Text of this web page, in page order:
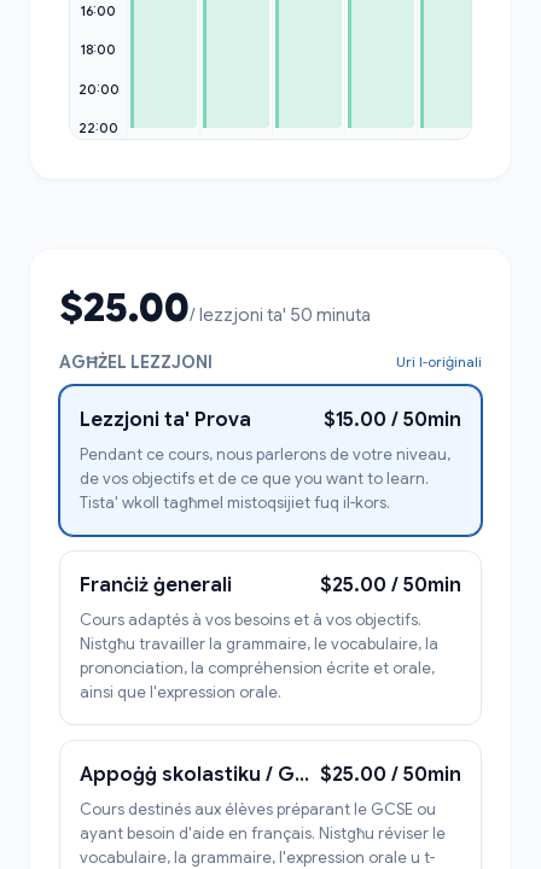
16:00
18:00
20:00
22:00
$25.00/ lezzjoni ta' 50 minuta
AGĦŻEL LEZZJONI Uri l-oriġinali
Lezzjoni ta' Prova $15.00 / 50min
Pendant ce cours, nous parlerons de votre niveau,
de vos objectifs et de ce que you want to learn.
Tista' wkoll tagħmel mistoqsijiet fuq il-kors.
Franċiż ġenerali $25.00 / 50min
Cours adaptés à vos besoins et à vos objectifs.
Nistgħu travailler la grammaire, le vocabulaire, la
prononciation, la compréhension écrite et orale,
ainsi que l'expression orale.
Appoġġ skolastiku / GCSE $25.00 / 50min
Cours destinés aux élèves préparant le GCSE ou
ayant besoin d'aide en français. Nistgħu réviser le
vocabulaire, la grammaire, l'expression orale u t-